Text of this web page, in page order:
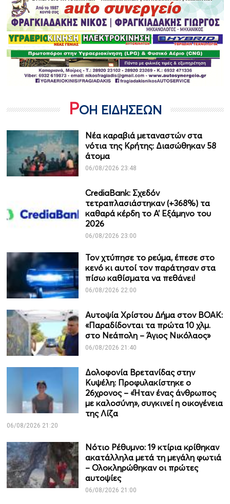
ΡΟΗ ΕΙΔΗΣΕΩΝ
Νέα καραβιά μεταναστών στα
νότια της Κρήτης: Διασώθηκαν 58
άτομα
06/08/2026 23:48
CrediaBank: Σχεδόν
τετραπλασιάστηκαν (+368%) τα
καθαρά κέρδη το Α’ Εξάμηνο του
2026
06/08/2026 23:00
Τον χτύπησε το ρεύμα, έπεσε στο
κενό κι αυτοί τον παράτησαν στα
πίσω καθίσματα να πεθάνει!
06/08/2026 22:00
Αυτοψία Χρίστου Δήμα στον ΒΟΑΚ:
«Παραδίδονται τα πρώτα 10 χλμ.
στο Νεάπολη – Άγιος Νικόλαος»
06/08/2026 21:40
Δολοφονία Βρετανίδας στην
Κυψέλη: Προφυλακίστηκε ο
26χρονος – «Ήταν ένας άνθρωπος
με καλοσύνη», συγκινεί η οικογένεια
της Λίζα
06/08/2026 21:20
Νότιο Ρέθυμνο: 19 κτίρια κρίθηκαν
ακατάλληλα μετά τη μεγάλη φωτιά
– Ολοκληρώθηκαν οι πρώτες
αυτοψίες
06/08/2026 21:00